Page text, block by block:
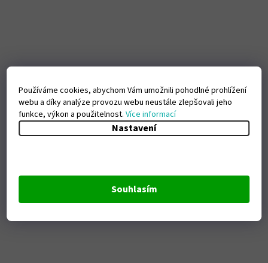
Používáme cookies, abychom Vám umožnili pohodlné prohlížení
webu a díky analýze provozu webu neustále zlepšovali jeho
funkce, výkon a použitelnost.Více informací
Nastavení
Souhlasím